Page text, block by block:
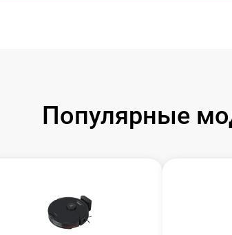
Популярные